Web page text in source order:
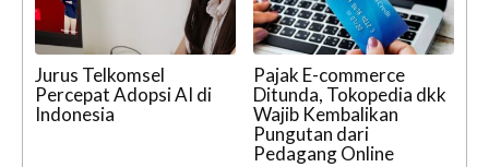
Jurus Telkomsel
Percepat Adopsi AI di
Indonesia
Pajak E-commerce
Ditunda, Tokopedia dkk
Wajib Kembalikan
Pungutan dari
Pedagang Online